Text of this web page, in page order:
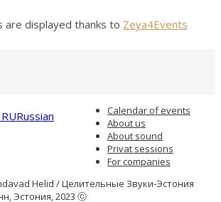
are displayed thanks to Zeya4Events
Сalendar of events
About us
About sound
Privat sessions
For companies
Helid / Целительные Звуки-Эстония
Эстония, 2023 ⓒ
Russian